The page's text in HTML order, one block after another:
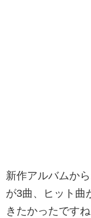
新作アルバムか
が3曲、ヒット曲
きたかったです